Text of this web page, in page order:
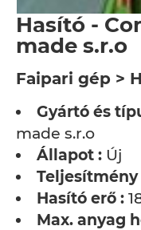
Hasító -
made s.r.o
Faipari gép >
Gyártó és
made s.r.o
Állapot : Új
Hasító erő :
Max. anyag